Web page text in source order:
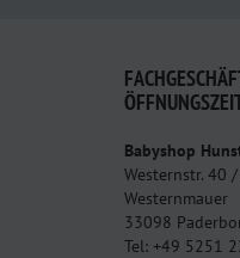
Babyshop
Westernstr. 40
Westernmauer
33098
Tel: +49 5251